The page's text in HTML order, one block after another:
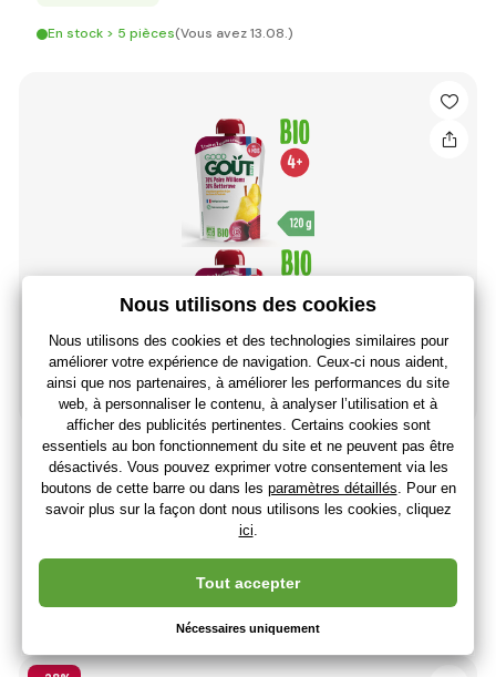
En stock > 5 pièces(Vous avez 13.08.)
Good Gout BIO Poire Williams avec betterave rouge (120
g)
1,92 €